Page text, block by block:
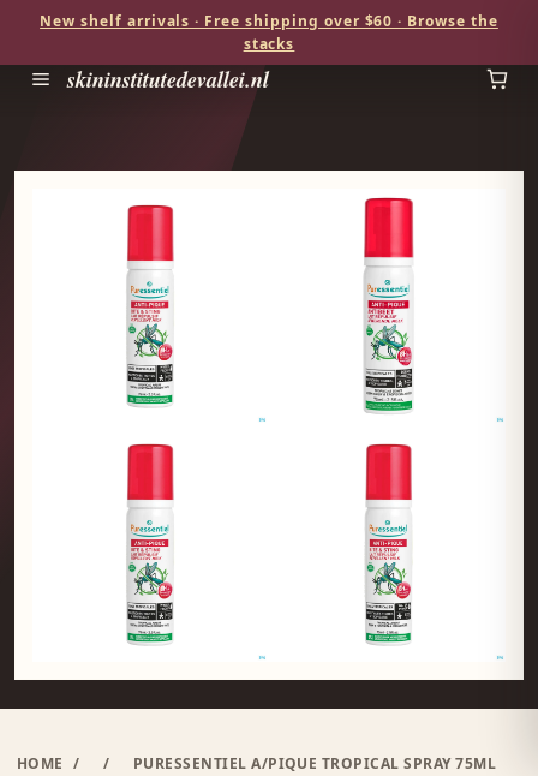
New shelf arrivals · Free shipping over $60 · Browse the
stacks
skininstitutedevallei.nl
HOME / /
PURESSENTIEL A/PIQUE TROPICAL SPRAY 75ML